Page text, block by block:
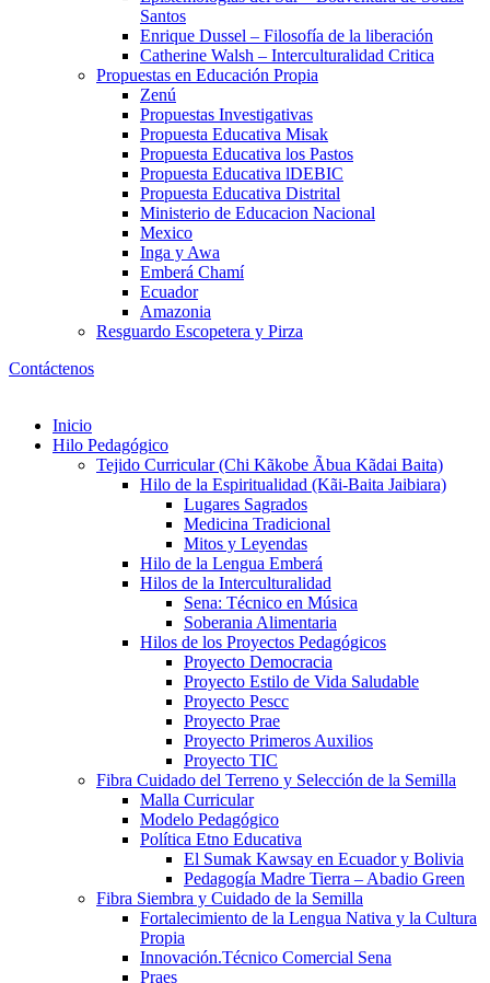
Santos
Enrique Dussel – Filosofía de la liberación
Catherine Walsh – Interculturalidad Critica
Propuestas en Educación Propia
Zenú
Propuestas Investigativas
Propuesta Educativa Misak
Propuesta Educativa los Pastos
Propuesta Educativa lDEBIC
Propuesta Educativa Distrital
Ministerio de Educacion Nacional
Mexico
Inga y Awa
Emberá Chamí
Ecuador
Amazonia
Resguardo Escopetera y Pirza
Contáctenos
Inicio
Hilo Pedagógico
Tejido Curricular (Chi Kãkobe Ãbua Kãdai Baita)
Hilo de la Espiritualidad (Kãi-Baita Jaibiara)
Lugares Sagrados
Medicina Tradicional
Mitos y Leyendas
Hilo de la Lengua Emberá
Hilos de la Interculturalidad
Sena: Técnico en Música
Soberania Alimentaria
Hilos de los Proyectos Pedagógicos
Proyecto Democracia
Proyecto Estilo de Vida Saludable
Proyecto Pescc
Proyecto Prae
Proyecto Primeros Auxilios
Proyecto TIC
Fibra Cuidado del Terreno y Selección de la Semilla
Malla Curricular
Modelo Pedagógico
Política Etno Educativa
El Sumak Kawsay en Ecuador y Bolivia
Pedagogía Madre Tierra – Abadio Green
Fibra Siembra y Cuidado de la Semilla
Fortalecimiento de la Lengua Nativa y la Cultura
Propia
Innovación.Técnico Comercial Sena
Praes